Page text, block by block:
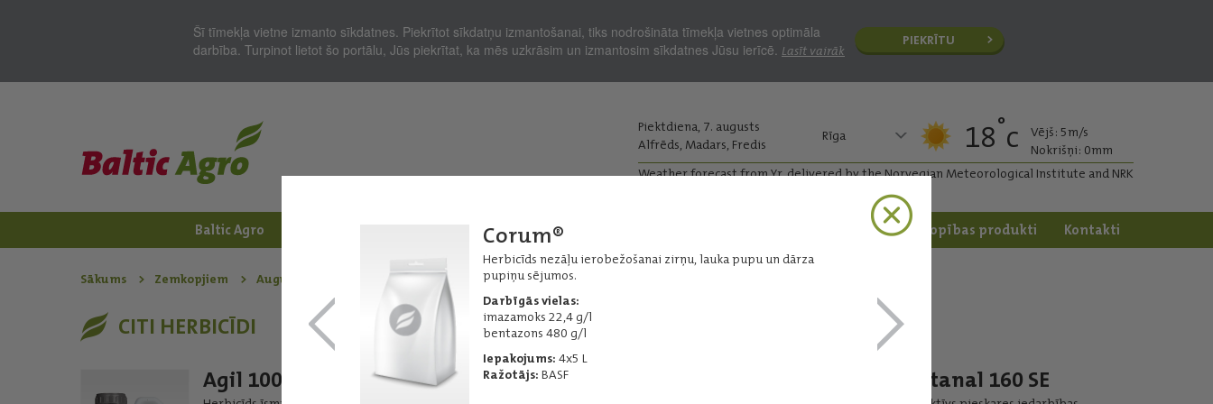
Šī tīmekļa vietne izmanto sīkdatnes. Piekrītot sīkdatņu izmantošanai, tiks nodrošināta tīmekļa vietnes optimāla
darbība. Turpinot lietot šo portālu, Jūs piekrītat, ka mēs uzkrāsim un izmantosim sīkdatnes Jūsu ierīcē. Lasīt vairāk
PIEKRĪTU
Piektdiena, 7. augusts
Alfrēds, Madars, Fredis
Rīga 18°c
Vējš: 5m/s
Nokrišņi: 0mm
Weather forecast from Yr, delivered by the Norvegian Meteorological Institute and NRK
Baltic Agro Lopkopjiem Dārzkopības produkti Kontakti
Sākums Zemkopjiem Augu aizsardzības līdzekļi - Herbicīdi Citi herbicīdi
Corum®
Herbicīds nezāļu ierobežošanai zirņu, lauka pupu un dārza
pupiņu sējumos.
Darbīgās vielas:
imazamoks 22,4 g/l
bentazons 480 g/l
Iepakojums: 4x5 L
Ražotājs: BASF
CITI HERBICĪDI
Agil 100 EC
Basagran 480 Betanal 160 SE